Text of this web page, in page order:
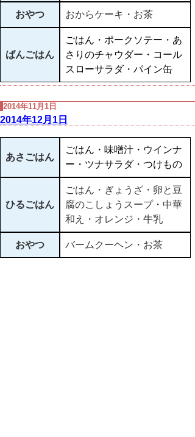
おやつ おからケーキ・お茶
ばんごはん
ごはん・ポークソテー・あ
さりのチャウダー・コール
スローサラダ・パイン缶
2014年11月1日
2014年12月1日
あさごはん
ごはん・味噌汁・ウインナ
ー・ツナサラダ・つけもの
ひるごはん
ごはん・ぎょうざ・卵と豆
腐のこしょうスープ・中華
和え・オレンジ・牛乳
おやつ バームクーヘン・お茶